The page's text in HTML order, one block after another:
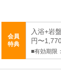
会員
特典
入浴+岩
円〜
■有効期限